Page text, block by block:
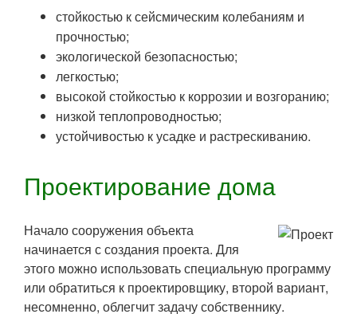
стойкостью к сейсмическим колебаниям и
прочностью;
экологической безопасностью;
легкостью;
высокой стойкостью к коррозии и возгоранию;
низкой теплопроводностью;
устойчивостью к усадке и растрескиванию.
Проектирование дома
Начало сооружения объекта
начинается с создания проекта. Для
этого можно использовать специальную программу
или обратиться к проектировщику, второй вариант,
несомненно, облегчит задачу собственнику.